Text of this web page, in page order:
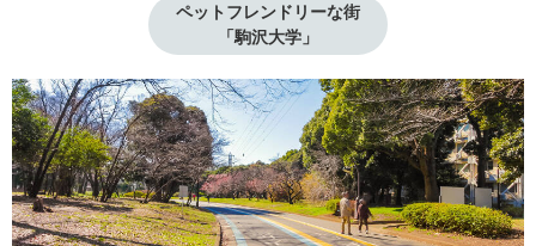
ペットフレンドリーな街
「駒沢大学」